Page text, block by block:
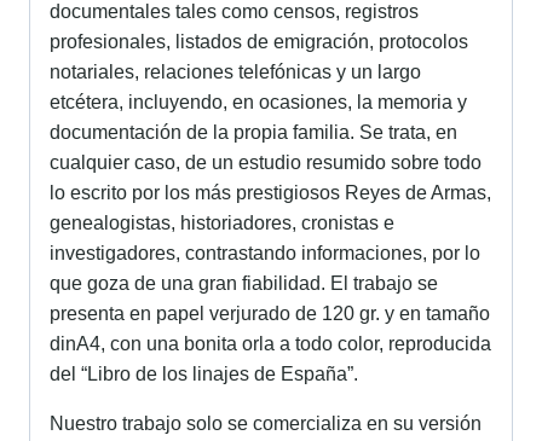
documentales tales como censos, registros
profesionales, listados de emigración, protocolos
notariales, relaciones telefónicas y un largo
etcétera, incluyendo, en ocasiones, la memoria y
documentación de la propia familia. Se trata, en
cualquier caso, de un estudio resumido sobre todo
lo escrito por los más prestigiosos Reyes de Armas,
genealogistas, historiadores, cronistas e
investigadores, contrastando informaciones, por lo
que goza de una gran fiabilidad. El trabajo se
presenta en papel verjurado de 120 gr. y en tamaño
dinA4, con una bonita orla a todo color, reproducida
del “Libro de los linajes de España”.
Nuestro trabajo solo se comercializa en su versión